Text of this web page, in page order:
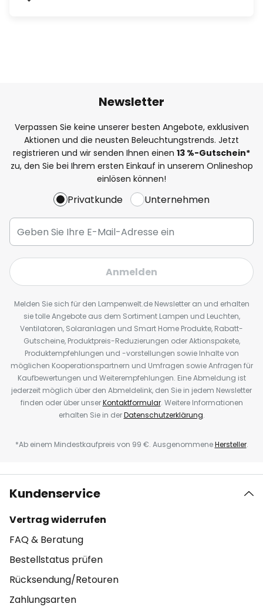
Newsletter
Verpassen Sie keine unserer besten Angebote, exklusiven
Aktionen und die neusten Beleuchtungstrends. Jetzt
registrieren und wir senden Ihnen einen 13 %-Gutschein*
zu, den Sie bei Ihrem ersten Einkauf in unserem Onlineshop
einlösen können!
Privatkunde Unternehmen
Anmelden
Melden Sie sich für den Lampenwelt.de Newsletter an und erhalten
sie tolle Angebote aus dem Sortiment Lampen und Leuchten,
Ventilatoren, Solaranlagen und Smart Home Produkte, Rabatt-
Gutscheine, Produktpreis-Reduzierungen oder Aktionspakete,
Produktempfehlungen und -vorstellungen sowie Inhalte von
möglichen Kooperationspartnern und Umfragen sowie Anfragen für
Kaufbewertungen und Weiterempfehlungen. Eine Abmeldung ist
jederzeit möglich über den Abmeldelink, den Sie in jedem Newsletter
finden oder über unserKontaktformular. Weitere Informationen
erhalten Sie in derDatenschutzerklärung.
*Ab einem Mindestkaufpreis von 99 €. AusgenommeneHersteller.
Kundenservice
Vertrag widerrufen
FAQ & Beratung
Bestellstatus prüfen
Rücksendung/Retouren
Zahlungsarten